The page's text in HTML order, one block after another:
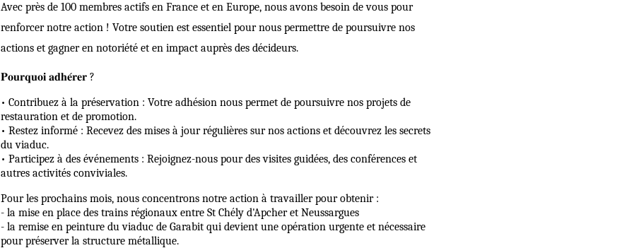
Avec près de 100 membres actifs en France et en Europe, nous avons besoin de vous pour
renforcer notre action ! Votre soutien est essentiel pour nous permettre de poursuivre nos
actions et gagner en notoriété et en impact auprès des décideurs.
𝐏𝐨𝐮𝐫𝐪𝐮𝐨𝐢 𝐚𝐝𝐡𝐞́𝐫𝐞𝐫 ?
• Contribuez à la préservation : Votre adhésion nous permet de poursuivre nos projets de
restauration et de promotion.
• Restez informé : Recevez des mises à jour régulières sur nos actions et découvrez les secrets
du viaduc.
• Participez à des événements : Rejoignez-nous pour des visites guidées, des conférences et
autres activités conviviales.
Pour les prochains mois, nous concentrons notre action à travailler pour obtenir :
- la mise en place des trains régionaux entre St Chély d'Apcher et Neussargues
- la remise en peinture du viaduc de Garabit qui devient une opération urgente et nécessaire
pour préserver la structure métallique.